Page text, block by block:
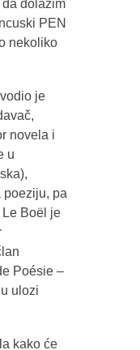
da dolazim
PEN
nekoliko
je
novela i
u
poeziju, pa
Boël je
Poésie –
ulozi
kako će